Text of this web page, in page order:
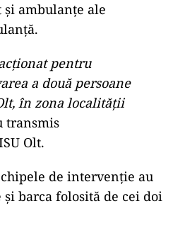
ambulanțe ale
pentru
a două persoane
în zona localității
transmis
Olt.
de intervenție au
și barca folosită de cei doi